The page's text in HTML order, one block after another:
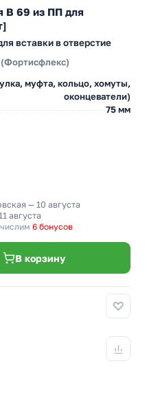
В 69 из ПП для
вставки в отверстие
муфта, кольцо, хомуты,
оконцеватели)
75 мм
— 10 августа
августа
6 бонусов
В корзину